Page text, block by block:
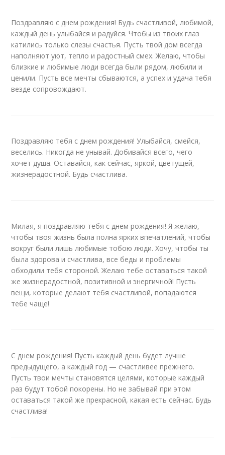
Поздравляю с днем рождения! Будь счастливой, любимой,
каждый день улыбайся и радуйся. Чтобы из твоих глаз
катились только слезы счастья. Пусть твой дом всегда
наполняют уют, тепло и радостный смех. Желаю, чтобы
близкие и любимые люди всегда были рядом, любили и
ценили. Пусть все мечты сбываются, а успех и удача тебя
везде сопровождают.
Поздравляю тебя с днем рождения! Улыбайся, смейся,
веселись. Никогда не унывай. Добивайся всего, чего
хочет душа. Оставайся, как сейчас, яркой, цветущей,
жизнерадостной. Будь счастлива.
Милая, я поздравляю тебя с днем рождения! Я желаю,
чтобы твоя жизнь была полна ярких впечатлений, чтобы
вокруг были лишь любимые тобою люди. Хочу, чтобы ты
была здорова и счастлива, все беды и проблемы
обходили тебя стороной. Желаю тебе оставаться такой
же жизнерадостной, позитивной и энергичной! Пусть
вещи, которые делают тебя счастливой, попадаются
тебе чаще!
С днем рождения! Пусть каждый день будет лучше
предыдущего, а каждый год — счастливее прежнего.
Пусть твои мечты становятся целями, которые каждый
раз будут тобой покорены. Но не забывай при этом
оставаться такой же прекрасной, какая есть сейчас. Будь
счастлива!